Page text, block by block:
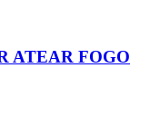
ATEAR FOGO